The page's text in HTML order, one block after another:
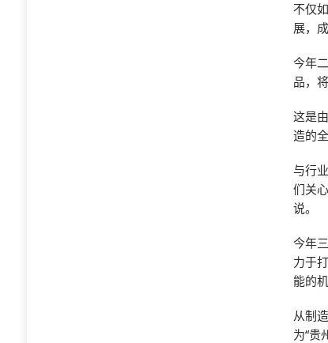
不仅
展，
今年
品，
这是
造的
与行
们关
说。
今年
力于
能的
从制
为“贵